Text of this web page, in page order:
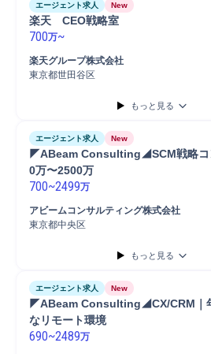
エージェント求人 New
楽天　CEO戦略室
700万~
楽天グループ株式会社
東京都世田谷区
もっと見る
エージェント求人 New
◤ABeam Consulting◢SCM戦略コ
0万〜2500万
700~2499万
アビームコンサルティング株式会社
東京都中央区
もっと見る
エージェント求人 New
◤ABeam Consulting◢CX/CRM｜
なリモート環境
690~2489万